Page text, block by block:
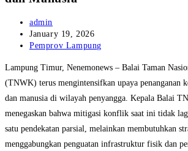
Post
author:
admin
Post
published:
January 19, 2026
Post
Pemprov Lampung
Lampung Timur, Nenemonews – Balai Taman
(TNWK) terus mengintensifkan upaya penanganan
dan manusia di wilayah penyangga. Kepala Balai
menegaskan bahwa mitigasi konflik saat ini tidak
satu pendekatan parsial, melainkan membutuhkan
menggabungkan penguatan infrastruktur fisik dan